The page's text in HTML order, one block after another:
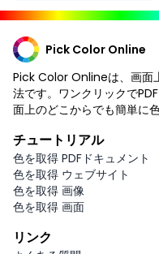
Pick Color Online
Pick Color Onlineは、画面
法です。ワンクリックで
面上のどこからでも簡単に
チュートリアル
色を取得 PDFドキュメント
色を取得 ウェブサイト
色を取得 画像
色を取得 画面
リンク